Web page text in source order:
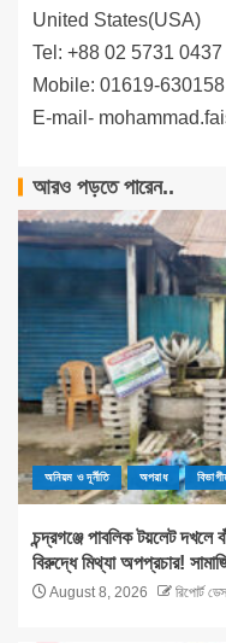
United States(USA)
Tel: +88 02 5731 0437
Mobile: 01619-630158
E-mail-
আরও পড়তে পারেন..
অনিয়ম ও দূর্নীতি অপরাধ
চন্দ্রগঞ্জে পাবলিক টয়লেট
বিরুদ্ধে মিথ্যা অপপ্রচার!
August 8, 2026 রিপোর্ট